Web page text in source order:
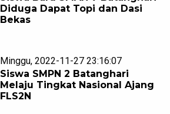
Diduga Dapat Topi dan Dasi
Bekas
Minggu, 2022-11-27 23:16:07
Siswa SMPN 2 Batanghari
Melaju Tingkat Nasional Ajang
FLS2N